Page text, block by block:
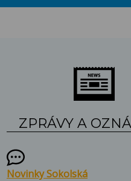
ZPRÁVY A
Novinky Sokolská